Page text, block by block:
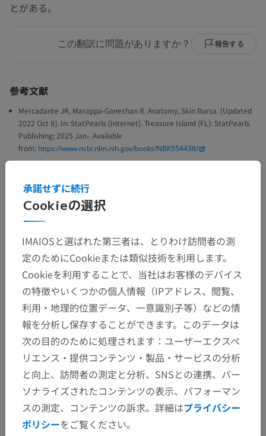
とがある。
この翻訳に問題がありますか？ 報告する
参考文献
Mercadante JR, Marappa-Ganeshan R. Anatomy, Skin Bursa. [Updated
2022 Oct 8]. In: StatPearls [Internet]. Treasure Island (FL): StatPearls
Publishing; 2025 Jan-. Available
from: https://www.ncbi.nlm.nih.gov/books/NBK554438/
StatPearls [Internet]. Treasure Island (FL): StatPearls Publishing; 2025
Jan-. Available from:https://www.ncbi.nlm.nih.gov/books/NBK513340/
解剖学的階層
人体解剖学2
人体> 筋骨格系> 筋系> 滑液包 > 皮下滑液包
下位構造：この解剖学的部位には下位構造がありま
せん
Cookieの選択
承諾せずに続行
IMAIOSと選ばれた第三者は、とりわけ訪問者の測
定のためにCookieまたは類似技術を利用します。
Cookieを利用することで、当社はお客様のデバイス
の特徴やいくつかの個人情報（IPアドレス、閲覧、
利用・地理的位置データ、一意識別子等）などの情
報を分析し保存することができます。このデータは
次の目的のために処理されます：ユーザーエクスペ
リエンス・提供コンテンツ・製品・サービスの分析
と向上、訪問者の測定と分析、SNSとの連携、パー
ソナライズされたコンテンツの表示、パフォーマン
スの測定、コンテンツの訴求。詳細はプライバシー
ポリシーをご覧ください。